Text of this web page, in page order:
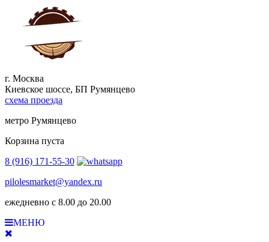
г. Москва
Киевское шоссе, БП Румянцево
схема проезда
метро Румянцево
Корзина пуста
8 (916) 171-55-30
pilolesmarket@yandex.ru
ежедневно с 8.00 до 20.00
МЕНЮ